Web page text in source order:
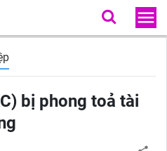
bị phong toả tài